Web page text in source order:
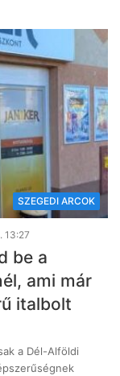
SZEGEDI ARCOK
13:27
be a
ami már
italbolt
a Dél-Alföldi